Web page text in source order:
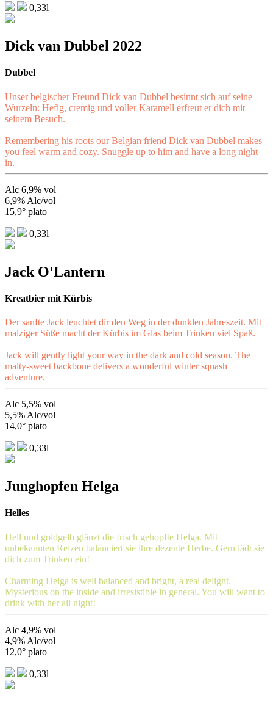
0,33l
Dick van Dubbel 2022
Dubbel
Unser belgischer Freund Dick van Dubbel besinnt sich auf seine
Wurzeln: Hefig, cremig und voller Karamell erfreut er dich mit
seinem Besuch.
Remembering his roots our Belgian friend Dick van Dubbel makes
you feel warm and cozy. Snuggle up to him and have a long night
in.
Alc 6,9% vol
6,9% Alc/vol
15,9° plato
0,33l
Jack O'Lantern
Kreatbier mit Kürbis
Der sanfte Jack leuchtet dir den Weg in der dunklen Jahreszeit. Mit
malziger Süße macht der Kürbis im Glas beim Trinken viel Spaß.
Jack will gently light your way in the dark and cold season. The
malty-sweet backbone delivers a wonderful winter squash
adventure.
Alc 5,5% vol
5,5% Alc/vol
14,0° plato
0,33l
Junghopfen Helga
Helles
Hell und goldgelb glänzt die frisch gehopfte Helga. Mit
unbekannten Reizen balanciert sie ihre dezente Herbe. Gern lädt sie
dich zum Trinken ein!
Charming Helga is well balanced and bright, a real delight.
Mysterious on the inside and irresistible in general. You will want to
drink with her all night!
Alc 4,9% vol
4,9% Alc/vol
12,0° plato
0,33l